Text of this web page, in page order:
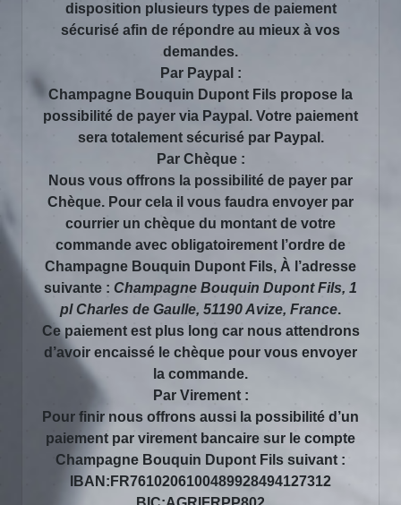
disposition plusieurs types de paiement
sécurisé afin de répondre au mieux à vos
demandes.
Par Paypal :
Champagne Bouquin Dupont Fils propose la
possibilité de payer via Paypal. Votre paiement
sera totalement sécurisé par Paypal.
Par Chèque :
Nous vous offrons la possibilité de payer par
Chèque. Pour cela il vous faudra envoyer par
courrier un chèque du montant de votre
commande avec obligatoirement l’ordre de
Champagne Bouquin Dupont Fils, À l’adresse
suivante : Champagne Bouquin Dupont Fils, 1
pl Charles de Gaulle, 51190 Avize, France.
Ce paiement est plus long car nous attendrons
d’avoir encaissé le chèque pour vous envoyer
la commande.
Par Virement :
Pour finir nous offrons aussi la possibilité d’un
paiement par virement bancaire sur le compte
Champagne Bouquin Dupont Fils suivant :
IBAN:FR7610206100489928494127312